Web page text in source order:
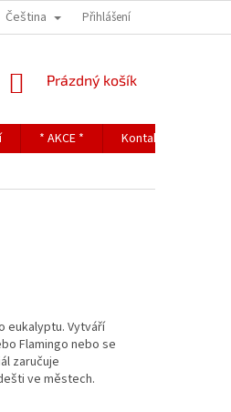
DATA PROTECTION
Čeština Přihlášení
NÁKUPNÍ
Prázdný košík
* AKCE *
Kontakty
eukalyptu. Vytváří
Flamingo nebo se
zaručuje
ve městech.